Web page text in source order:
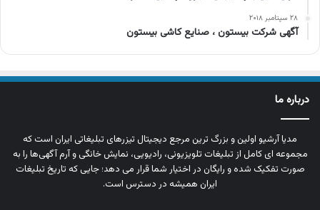
۲۸ سپتامبر ۲۰۱۸
آگهی شرکت بیستون ، صنایع کاشی بیستون
درباره ما
مدیا آرشیو اولین و بزرگ‌ ترین مرجع دیجیتال تیزرهای تبلیغاتی ایران است که
مجموعه‌ ای کامل از تبلیغات تلویزیونی، رادیویی، نمایش خانگی و آرم‌ آگهی‌ها را به‌
صورت تفکیک‌ شده و رایگان در اختیار شما قرار می‌ دهد؛ جایی که تاریخ تبلیغات
ایران همیشه در دسترس است.